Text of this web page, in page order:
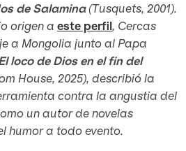
de Salamina(Tusquets, 2001).
origen a este perfil, Cercas
a Mongolia junto al Papa
loco de Dios en el fin del
House, 2025), describió la
contra la angustia del
un autor de novelas
humor a todo evento.